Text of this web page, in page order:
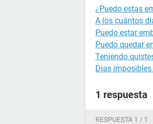
¿Puedo estas
A los cuántos
Puedo estar
Puedo quedar
Teniendo
Días
1 respuesta
RESPUESTA 1 / 1